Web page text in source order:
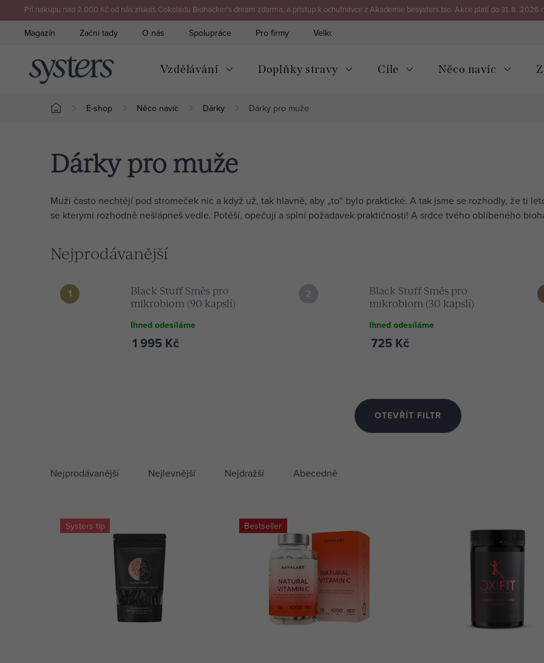
na
Při nákupu nad 2.000 Kč od nás získáš Čokoládu Biohacker's dream zdarma, a přístup k ochutnávce z Akademie besysters.bio. Akce platí do 31. 8. 2026
Magazín Začni tady O nás Spolupráce Pro firmy Velkoobchod
Vzdělávání Doplňky stravy Cíle Něco navíc
Domů
E-shop Něco navíc Dárky Dárky pro muže
Dárky pro muže
Muži často nechtějí pod stromeček nic a když už, tak hlavně, aby „to“ bylo praktické. A tak jsme se rozhodly, že ti
se kterými rozhodně nešlápneš vedle. Potěší, opečují a splní požadavek praktičnosti! A srdce tvého oblíbeného
Nejprodávanější
Black Stuff Směs pro
mikrobiom (90 kapslí)
Ihned odesíláme
1 995 Kč
Black Stuff Směs pro
mikrobiom (30 kapslí)
Ihned odesíláme
725 Kč
OTEVŘÍT FILTR
ý
Ř
Nejprodávanější Nejlevnější Nejdražší Abecedně
Systers tip Bestseller